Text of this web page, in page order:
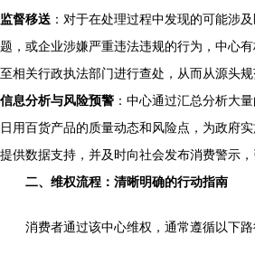
监督移送 ：对于在处理过程中发现的可能涉
题，或企业涉嫌严重违法违规的行为，中心
至相关行政执法部门进行查处，从而从源头规
信息分析与风险预警 ：中心通过汇总分析大
日用百货产品的质量动态和风险点，为政府
提供数据支持，并及时向社会发布消费警示，
二、维权流程：清晰明确的行动指南
消费者通过该中心维权，通常遵循以下路